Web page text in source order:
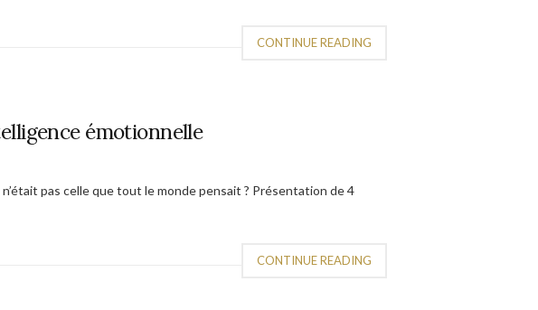
CONTINUE READING
émotionnelle
pas celle que tout le monde pensait ? Présentation de 4
CONTINUE READING